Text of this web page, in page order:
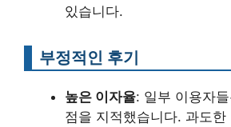
있습니다.
부정적인 후기
높은 이자율: 일부 이용자
점을 지적했습니다. 과도